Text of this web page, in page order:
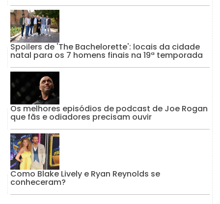
Spoilers de 'The Bachelorette': locais da cidade
natal para os 7 homens finais na 19ª temporada
Os melhores episódios de podcast de Joe Rogan
que fãs e odiadores precisam ouvir
Como Blake Lively e Ryan Reynolds se
conheceram?